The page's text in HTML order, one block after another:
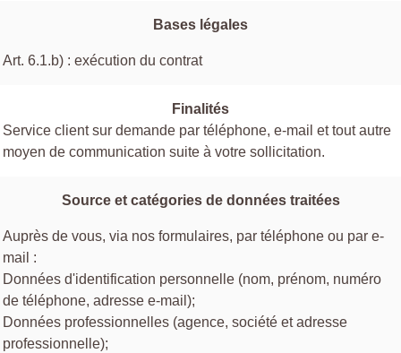
Bases légales
Art. 6.1.b) : exécution du contrat
Finalités
Service client sur demande par téléphone, e-mail et tout autre
moyen de communication suite à votre sollicitation.
Source et catégories de données traitées
Auprès de vous, via nos formulaires, par téléphone ou par e-
mail :
Données d'identification personnelle (nom, prénom, numéro
de téléphone, adresse e-mail);
Données professionnelles (agence, société et adresse
professionnelle);